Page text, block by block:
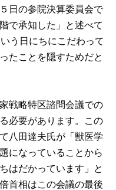
日の参院決算委員会で
で承知した」と述べて
う日にちにこだわって
たことを隠すためだと
戦略特区諮問会議での
必要があります。この
八田達夫氏が「獣医学
になっていることから
はだかっています」と
首相はこの会議の最後